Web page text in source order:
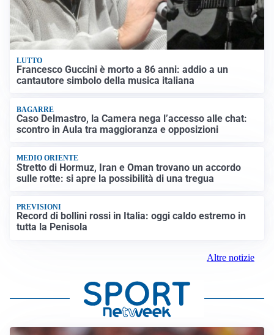
LUTTO
Francesco Guccini è morto a 86 anni: addio a un
cantautore simbolo della musica italiana
BAGARRE
Caso Delmastro, la Camera nega l’accesso alle chat:
scontro in Aula tra maggioranza e opposizioni
MEDIO ORIENTE
Stretto di Hormuz, Iran e Oman trovano un accordo
sulle rotte: si apre la possibilità di una tregua
PREVISIONI
Record di bollini rossi in Italia: oggi caldo estremo in
tutta la Penisola
Altre notizie